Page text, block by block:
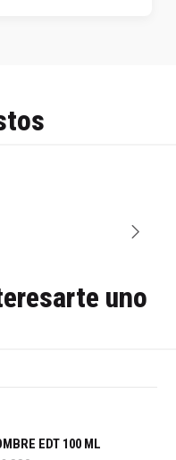
uno
EDT 100 ML